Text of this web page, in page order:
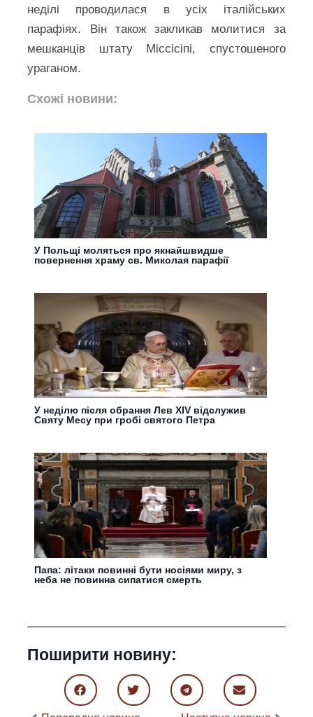
неділі проводилася в усіх італійських
парафіях. Він також закликав молитися за
мешканців штату Міссісіпі, спустошеного
ураганом.
Схожі новини:
У Польщі моляться про якнайшвидше
повернення храму св. Миколая парафії
У неділю після обрання Лев XIV відслужив
Святу Месу при гробі святого Петра
Папа: літаки повинні бути носіями миру, з
неба не повинна сипатися смерть
Поширити новину: